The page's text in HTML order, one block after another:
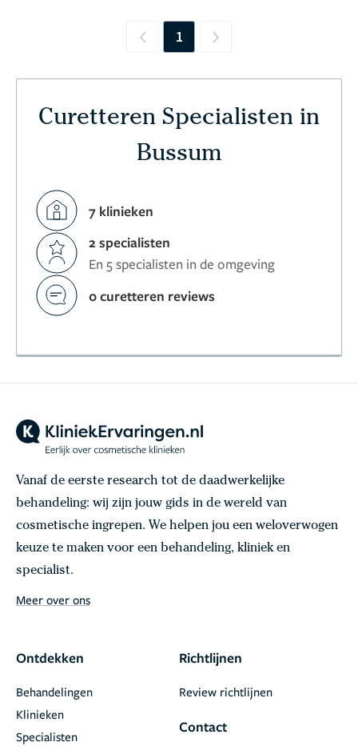
Previous
1 Next
Curetteren Specialisten in
Bussum
7 klinieken
2 specialisten
En 5 specialisten in de omgeving
0 curetteren reviews
Vanaf de eerste research tot de daadwerkelijke
behandeling: wij zijn jouw gids in de wereld van
cosmetische ingrepen. We helpen jou een weloverwogen
keuze te maken voor een behandeling, kliniek en
specialist.
Meer over ons
Ontdekken
Behandelingen
Klinieken
Specialisten
Richtlijnen
Review richtlijnen
Contact